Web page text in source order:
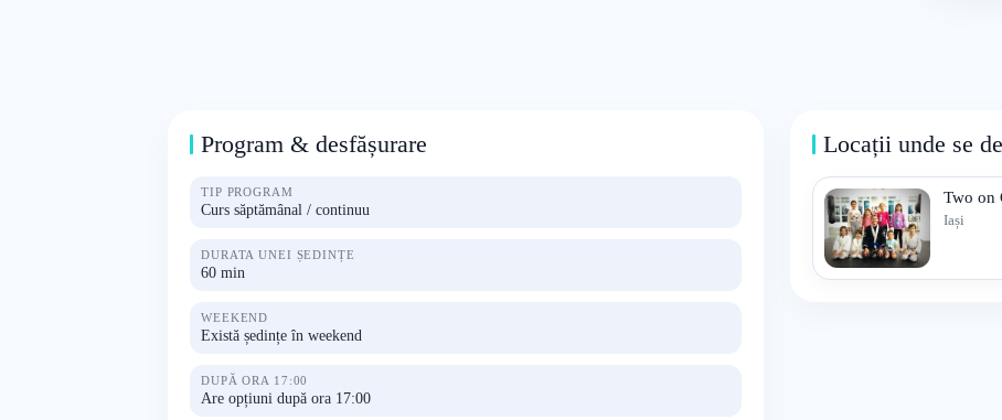
Program & desfășurare
TIP PROGRAM
Curs săptămânal / continuu
DURATA UNEI ȘEDINȚE
60 min
WEEKEND
Există ședințe în weekend
DUPĂ ORA 17:00
Are opțiuni după ora 17:00
Locații unde se
Two on
Iași